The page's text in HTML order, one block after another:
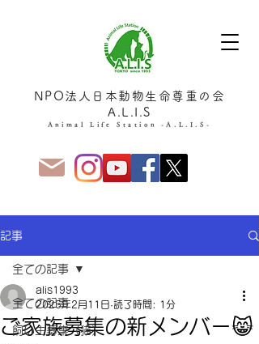
NPO法人日本動物生命尊重の会
A.L.I.S
Animal Life Station -A.L.I.S-
記事
全ての記事
飼い主募集（猫）
全ての記事
ご家族募集の新メンバー😸
alis1993
2025年2月11日 読了時間: 1分